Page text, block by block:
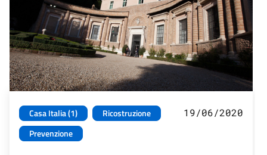
Casa Italia (1)
Ricostruzione
Prevenzione
19/06/2020